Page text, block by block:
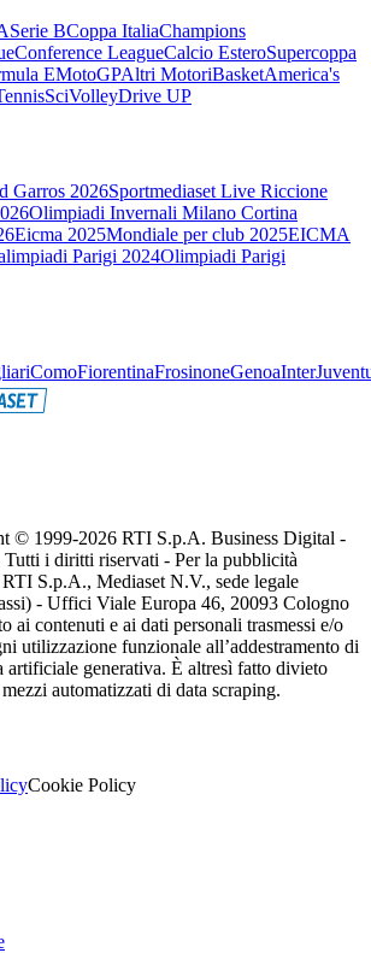
Serie BCoppa ItaliaChampions
Conference LeagueCalcio EsteroSupercoppa
EMotoGPAltri MotoriBasketAmerica's
SciVolleyDrive UP
Garros 2026Sportmediaset Live Riccione
Olimpiadi Invernali Milano Cortina
Eicma 2025Mondiale per club 2025EICMA
Parigi 2024Olimpiadi Parigi
ComoFiorentinaFrosinoneGenoaInter
© 1999-2026 RTI S.p.A. Business Digital -
Tutti i diritti riservati - Per la pubblicità
S.p.A., Mediaset N.V., sede legale
- Uffici Viale Europa 46, 20093 Cologno
ai contenuti e ai dati personali trasmessi e/o
utilizzazione funzionale all’addestramento di
artificiale generativa. È altresì fatto divieto
automatizzati di data scraping.
Cookie Policy